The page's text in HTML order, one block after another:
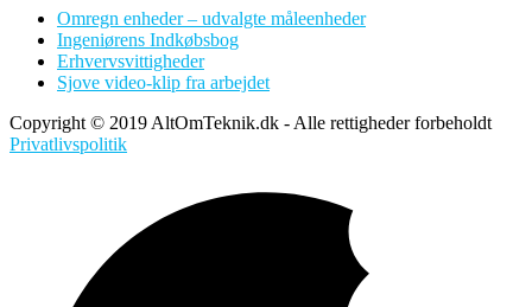
Omregn enheder – udvalgte måleenheder
Ingeniørens Indkøbsbog
Erhvervsvittigheder
Sjove video-klip fra arbejdet
Copyright © 2019 AltOmTeknik.dk - Alle rettigheder forbeholdt
Privatlivspolitik